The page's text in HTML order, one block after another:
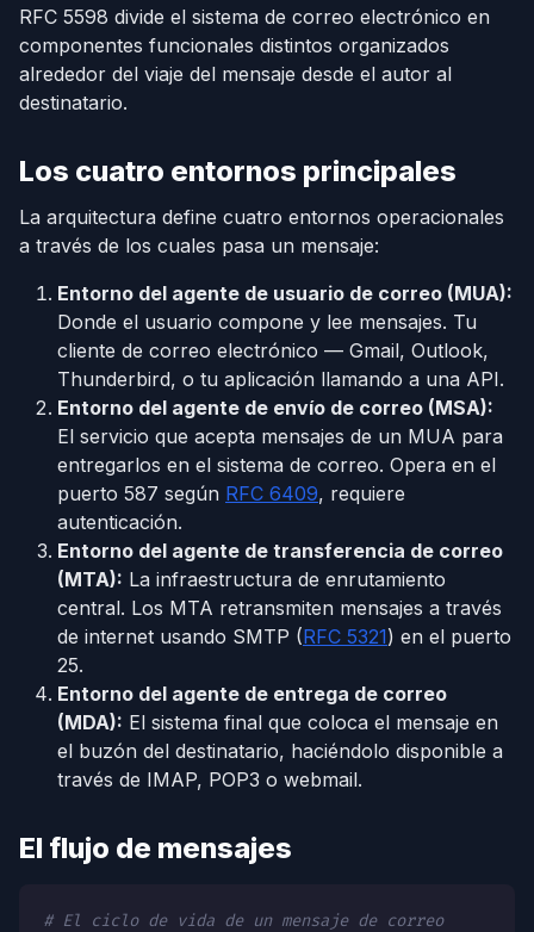
RFC 5598 divide el sistema de correo electrónico en
componentes funcionales distintos organizados
alrededor del viaje del mensaje desde el autor al
destinatario.
Los cuatro entornos principales
La arquitectura define cuatro entornos operacionales
a través de los cuales pasa un mensaje:
Entorno del agente de usuario de correo (MUA):
Donde el usuario compone y lee mensajes. Tu
cliente de correo electrónico — Gmail, Outlook,
Thunderbird, o tu aplicación llamando a una API.
Entorno del agente de envío de correo (MSA):
El servicio que acepta mensajes de un MUA para
entregarlos en el sistema de correo. Opera en el
puerto 587 según RFC 6409, requiere
autenticación.
Entorno del agente de transferencia de correo
(MTA): La infraestructura de enrutamiento
central. Los MTA retransmiten mensajes a través
de internet usando SMTP (RFC 5321) en el puerto
25.
Entorno del agente de entrega de correo
(MDA): El sistema final que coloca el mensaje en
el buzón del destinatario, haciéndolo disponible a
través de IMAP, POP3 o webmail.
El flujo de mensajes
# El ciclo de vida de un mensaje de correo